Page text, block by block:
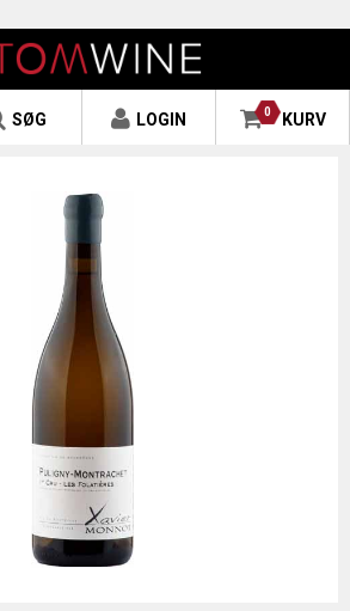
0 KURV
LOGIN
SØG